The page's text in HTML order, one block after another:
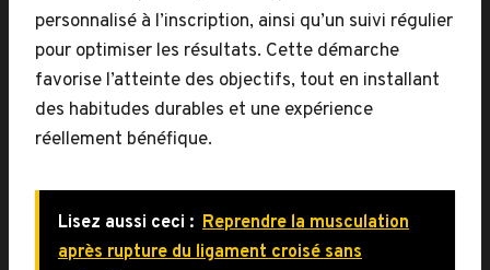
personnalisé à l’inscription, ainsi qu’un suivi régulier
pour optimiser les résultats. Cette démarche
favorise l’atteinte des objectifs, tout en installant
des habitudes durables et une expérience
réellement bénéfique.
Lisez aussi ceci : Reprendre la musculation
après rupture du ligament croisé sans